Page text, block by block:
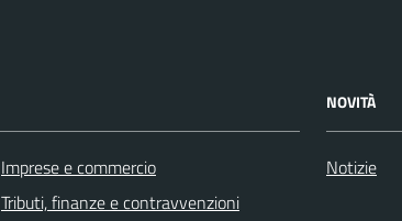
Imprese e commercio
Tributi, finanze e contravvenzioni
NOVITÀ
Notizie